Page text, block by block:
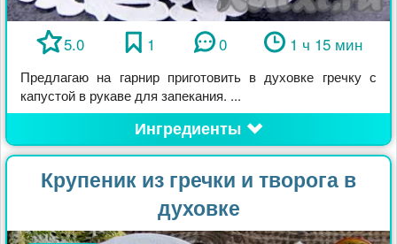
5.0 1 0 1 ч 15 мин
Предлагаю на гарнир приготовить в духовке гречку с
капустой в рукаве для запекания. ...
Ингредиенты
Крупеник из гречки и творога в
духовке